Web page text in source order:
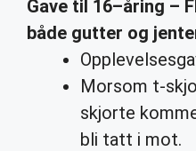
Gave til 16–åring –
både gutter og
Morsom t-
skjorte
bli tatt i mot.